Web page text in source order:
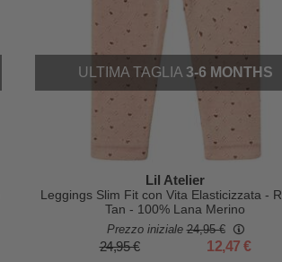
ULTIMA TAGLIA 3-6 MONTHS
Lil Atelier
Leggings Slim Fit con Vita Elasticizzata -
Tan - 100% Lana Merino
Prezzo iniziale24,95 €
24,95 € 12,47 €